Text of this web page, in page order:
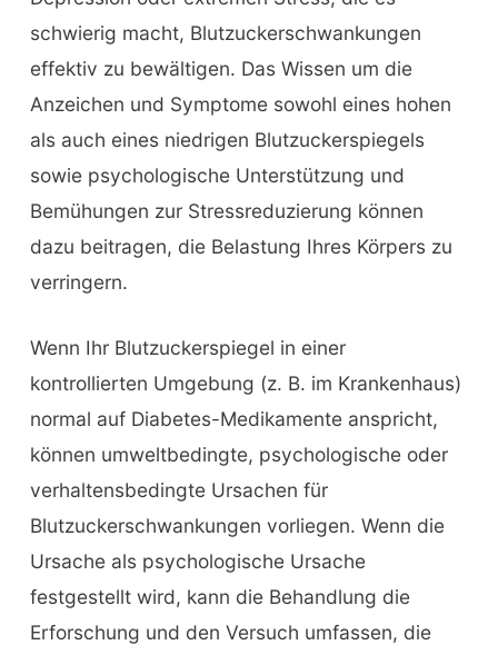
schwierig macht, Blutzuckerschwankungen
effektiv zu bewältigen. Das Wissen um die
Anzeichen und Symptome sowohl eines hohen
als auch eines niedrigen Blutzuckerspiegels
sowie psychologische Unterstützung und
Bemühungen zur Stressreduzierung können
dazu beitragen, die Belastung Ihres Körpers zu
verringern.
Wenn Ihr Blutzuckerspiegel in einer
kontrollierten Umgebung (z. B. im Krankenhaus)
normal auf Diabetes-Medikamente anspricht,
können umweltbedingte, psychologische oder
verhaltensbedingte Ursachen für
Blutzuckerschwankungen vorliegen. Wenn die
Ursache als psychologische Ursache
festgestellt wird, kann die Behandlung die
Erforschung und den Versuch umfassen, die